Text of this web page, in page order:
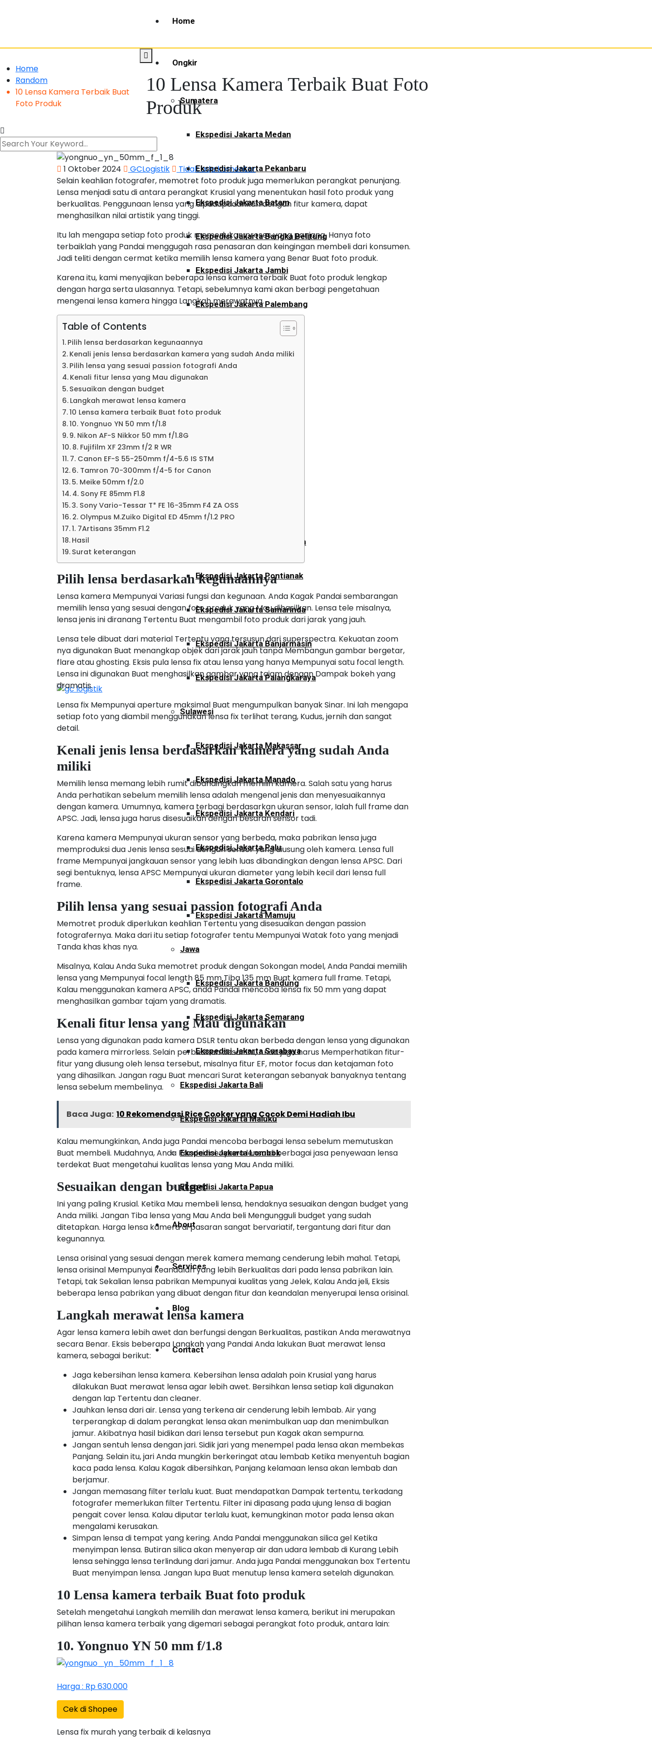
Home
Ongkir
Sumatera
Ekspedisi Jakarta Medan
Ekspedisi Jakarta Pekanbaru
Ekspedisi Jakarta Batam
Ekspedisi Jakarta Bangka Belitung
Ekspedisi Jakarta Jambi
Ekspedisi Jakarta Palembang
Ekspedisi Jakarta Bengkulu
Ekspedisi Jakarta Aceh
Kalimantan
Ekspedisi Jakarta Tarakan
Ekspedisi Jakarta Balikpapan
Ekspedisi Jakarta Pontianak
Ekspedisi Jakarta Samarinda
Ekspedisi Jakarta Banjarmasin
Ekspedisi Jakarta Palangkaraya
Sulawesi
Ekspedisi Jakarta Makassar
Ekspedisi Jakarta Manado
Ekspedisi Jakarta Kendari
Ekspedisi Jakarta Palu
Ekspedisi Jakarta Gorontalo
Ekspedisi Jakarta Mamuju
Jawa
Ekspedisi Jakarta Bandung
Ekspedisi Jakarta Semarang
Ekspedisi Jakarta Surabaya
Ekspedisi Jakarta Bali
Ekspedisi Jakarta Maluku
Ekspedisi Jakarta Lombok
Ekspedisi Jakarta Papua
About
Services
Blog
Contact
Home
Random
10 Lensa Kamera Terbaik Buat
Foto Produk
10 Lensa Kamera Terbaik Buat Foto
Produk
1 Oktober 2024 GCLogistik
Tidak ada komentar
Selain keahlian fotografer, memotret foto produk juga memerlukan perangkat penunjang.
Lensa menjadi satu di antara perangkat Krusial yang menentukan hasil foto produk yang
berkualitas. Penggunaan lensa yang dipadupadankan dengan fitur kamera, dapat
menghasilkan nilai artistik yang tinggi.
Itu lah mengapa setiap foto produk memerlukan proses yang panjang. Hanya foto
terbaiklah yang Pandai menggugah rasa penasaran dan keingingan membeli dari konsumen.
Jadi teliti dengan cermat ketika memilih lensa kamera yang Benar Buat foto produk.
Karena itu, kami menyajikan beberapa lensa kamera terbaik Buat foto produk lengkap
dengan harga serta ulasannya. Tetapi, sebelumnya kami akan berbagi pengetahuan
mengenai lensa kamera hingga Langkah merawatnya.
Table of Contents
Pilih lensa berdasarkan kegunaannya
Kenali jenis lensa berdasarkan kamera yang sudah Anda miliki
Pilih lensa yang sesuai passion fotografi Anda
Kenali fitur lensa yang Mau digunakan
Sesuaikan dengan budget
Langkah merawat lensa kamera
10 Lensa kamera terbaik Buat foto produk
10. Yongnuo YN 50 mm f/1.8
9. Nikon AF-S Nikkor 50 mm f/1.8G
8. Fujifilm XF 23mm f/2 R WR
7. Canon EF-S 55-250mm f/4-5.6 IS STM
6. Tamron 70-300mm f/4-5 for Canon
5. Meike 50mm f/2.0
4. Sony FE 85mm F1.8
3. Sony Vario-Tessar T* FE 16-35mm F4 ZA OSS
2. Olympus M.Zuiko Digital ED 45mm f/1.2 PRO
1. 7Artisans 35mm F1.2
Hasil
Surat keterangan
Pilih lensa berdasarkan kegunaannya
Lensa kamera Mempunyai Variasi fungsi dan kegunaan. Anda Kagak Pandai sembarangan
memilih lensa yang sesuai dengan foto produk yang Mau dihasilkan. Lensa tele misalnya,
lensa jenis ini diranang Tertentu Buat mengambil foto produk dari jarak yang jauh.
Lensa tele dibuat dari material Tertentu yang tersusun dari superspectra. Kekuatan zoom
nya digunakan Buat menangkap objek dari jarak jauh tanpa Membangun gambar bergetar,
flare atau ghosting. Eksis pula lensa fix atau lensa yang hanya Mempunyai satu focal length.
Lensa ini digunakan Buat menghasilkan gambar yang tajam dengan Dampak bokeh yang
dramatis.
Lensa fix Mempunyai aperture maksimal Buat mengumpulkan banyak Sinar. Ini lah mengapa
setiap foto yang diambil menggunakan lensa fix terlihat terang, Kudus, jernih dan sangat
detail.
Kenali jenis lensa berdasarkan kamera yang sudah Anda
miliki
Memilih lensa memang lebih rumit dibandingkan memilih kamera. Salah satu yang harus
Anda perhatikan sebelum memilih lensa adalah mengenal jenis dan menyesuaikannya
dengan kamera. Umumnya, kamera terbagi berdasarkan ukuran sensor, Ialah full frame dan
APSC. Jadi, lensa juga harus disesuaikan dengan besaran sensor tadi.
Karena kamera Mempunyai ukuran sensor yang berbeda, maka pabrikan lensa juga
memproduksi dua Jenis lensa sesuai dengan sensor yang diusung oleh kamera. Lensa full
frame Mempunyai jangkauan sensor yang lebih luas dibandingkan dengan lensa APSC. Dari
segi bentuknya, lensa APSC Mempunyai ukuran diameter yang lebih kecil dari lensa full
frame.
Pilih lensa yang sesuai passion fotografi Anda
Memotret produk diperlukan keahlian Tertentu yang disesuaikan dengan passion
fotografernya. Maka dari itu setiap fotografer tentu Mempunyai Watak foto yang menjadi
Tanda khas khas nya.
Misalnya, Kalau Anda Suka memotret produk dengan Sokongan model, Anda Pandai memilih
lensa yang Mempunyai focal length 85 mm Tiba 135 mm Buat kamera full frame. Tetapi,
Kalau menggunakan kamera APSC, anda Pandai mencoba lensa fix 50 mm yang dapat
menghasilkan gambar tajam yang dramatis.
Kenali fitur lensa yang Mau digunakan
Lensa yang digunakan pada kamera DSLR tentu akan berbeda dengan lensa yang digunakan
pada kamera mirrorless. Selain perbedaan dasar itu, Anda juga harus Memperhatikan fitur-
fitur yang diusung oleh lensa tersebut, misalnya fitur EF, motor focus dan ketajaman foto
yang dihasilkan. Jangan ragu Buat mencari Surat keterangan sebanyak banyaknya tentang
lensa sebelum membelinya.
Baca Juga: 10 Rekomendasi Rice Cooker yang Cocok Demi Hadiah Ibu
Kalau memungkinkan, Anda juga Pandai mencoba berbagai lensa sebelum memutuskan
Buat membeli. Mudahnya, Anda Pandai menyewa lensa di berbagai jasa penyewaan lensa
terdekat Buat mengetahui kualitas lensa yang Mau Anda miliki.
Sesuaikan dengan budget
Ini yang paling Krusial. Ketika Mau membeli lensa, hendaknya sesuaikan dengan budget yang
Anda miliki. Jangan Tiba lensa yang Mau Anda beli Mengungguli budget yang sudah
ditetapkan. Harga lensa kamera di pasaran sangat bervariatif, tergantung dari fitur dan
kegunannya.
Lensa orisinal yang sesuai dengan merek kamera memang cenderung lebih mahal. Tetapi,
lensa orisinal Mempunyai keandalan yang lebih Berkualitas dari pada lensa pabrikan lain.
Tetapi, tak Sekalian lensa pabrikan Mempunyai kualitas yang Jelek, Kalau Anda jeli, Eksis
beberapa lensa pabrikan yang dibuat dengan fitur dan keandalan menyerupai lensa orisinal.
Langkah merawat lensa kamera
Agar lensa kamera lebih awet dan berfungsi dengan Berkualitas, pastikan Anda merawatnya
secara Benar. Eksis beberapa Langkah yang Pandai Anda lakukan Buat merawat lensa
kamera, sebagai berikut:
Jaga kebersihan lensa kamera. Kebersihan lensa adalah poin Krusial yang harus
dilakukan Buat merawat lensa agar lebih awet. Bersihkan lensa setiap kali digunakan
dengan lap Tertentu dan cleaner.
Jauhkan lensa dari air. Lensa yang terkena air cenderung lebih lembab. Air yang
terperangkap di dalam perangkat lensa akan menimbulkan uap dan menimbulkan
jamur. Akibatnya hasil bidikan dari lensa tersebut pun Kagak akan sempurna.
Jangan sentuh lensa dengan jari. Sidik jari yang menempel pada lensa akan membekas
Panjang. Selain itu, jari Anda mungkin berkeringat atau lembab Ketika menyentuh bagian
kaca pada lensa. Kalau Kagak dibersihkan, Panjang kelamaan lensa akan lembab dan
berjamur.
Jangan memasang filter terlalu kuat. Buat mendapatkan Dampak tertentu, terkadang
fotografer memerlukan filter Tertentu. Filter ini dipasang pada ujung lensa di bagian
pengait cover lensa. Kalau diputar terlalu kuat, kemungkinan motor pada lensa akan
mengalami kerusakan.
Simpan lensa di tempat yang kering. Anda Pandai menggunakan silica gel Ketika
menyimpan lensa. Butiran silica akan menyerap air dan udara lembab di Kurang Lebih
lensa sehingga lensa terlindung dari jamur. Anda juga Pandai menggunakan box Tertentu
Buat menyimpan lensa. Jangan lupa Buat menutup lensa kamera setelah digunakan.
10 Lensa kamera terbaik Buat foto produk
Setelah mengetahui Langkah memilih dan merawat lensa kamera, berikut ini merupakan
pilihan lensa kamera terbaik yang digemari sebagai perangkat foto produk, antara lain:
10. Yongnuo YN 50 mm f/1.8
Harga : Rp 630.000
Cek di Shopee
Lensa fix murah yang terbaik di kelasnya